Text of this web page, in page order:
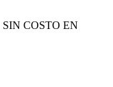
COSTO EN